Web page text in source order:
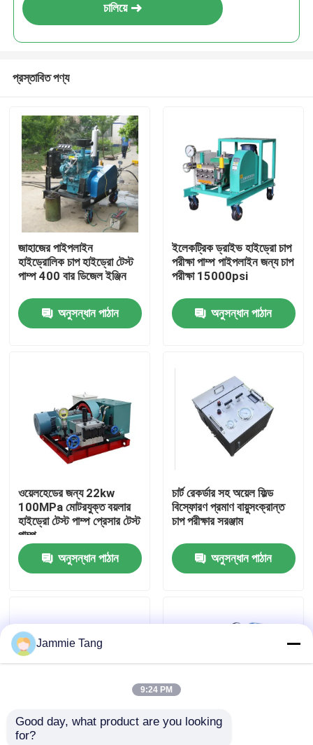
আমাদের সম্বন্ধে
গুণমান নিয়ন্ত্রণ
আমাদের সাথে যোগাযোগ
বৈদ্যুতিক হাইড্রো টেস্ট পাম্প
শিল্প উচ্চ চাপ ক্লিনার
চালিয়ে
প্রস্তাবিত পণ্য
জাহাজের পাইপলাইন
হাইড্রোলিক চাপ হাইড্রো টেস্ট
পাম্প 400 বার ডিজেল ইঞ্জিন
অনুসন্ধান পাঠান
ইলেকট্রিক ড্রাইভ হাইড্রো চাপ
পরীক্ষা পাম্প পাইপলাইন জন্য চাপ
পরীক্ষা 15000psi
অনুসন্ধান পাঠান
ওয়েলহেডের জন্য 22kw
100MPa মোটরযুক্ত বয়লার
হাইড্রো টেস্ট পাম্প প্রেসার টেস্ট
পাম্প
অনুসন্ধান পাঠান
চার্ট রেকর্ডার সহ অয়েল ফিল্ড
বিস্ফোরণ প্রমাণ বায়ুসংক্রান্ত
চাপ পরীক্ষার সরঞ্জাম
অনুসন্ধান পাঠান
হাইড্রোস্ট্যাটিক টেস্ট ইউনিট
Jammie Tang
9:24 PM
Good day, what product are you looking
for?